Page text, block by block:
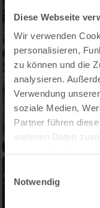
Diese Webseite
Wir verwenden
personalisieren,
zu können und die
analysieren.
Verwendung
soziale Medien,
Partner führen
weiteren Daten
Notwendig